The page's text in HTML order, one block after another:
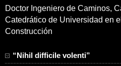
Doctor Ingeniero de Caminos,
Catedrático de Universidad en
Construcción
“Nihil difficile volenti”